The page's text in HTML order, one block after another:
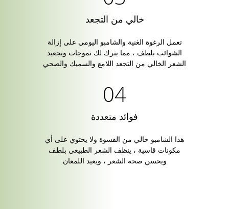
خالي من التجعد
تعمل الرغوة الغنية والشامبو اليومي على إزالة
الشوائب بلطف ، مما يترك لك تموجات وتجعيد
الشعر الخالي من التجعد اللامع والسميك والصحي
فوائد متعددة
هذا الشامبو خالي من القسوة ولا يحتوي على أي
مكونات قاسية ، ينظف الشعر الطبيعي بلطف
ويحسن صحة الشعر ، ويعيد اللمعان